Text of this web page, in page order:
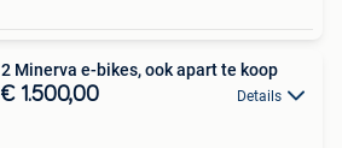
2 Minerva e-bikes, ook apart te koop
€ 1.500,00 Details